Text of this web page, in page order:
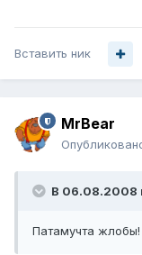
Вставить ник
MrBear
В 06.08.2008
Патамучта жлобы!